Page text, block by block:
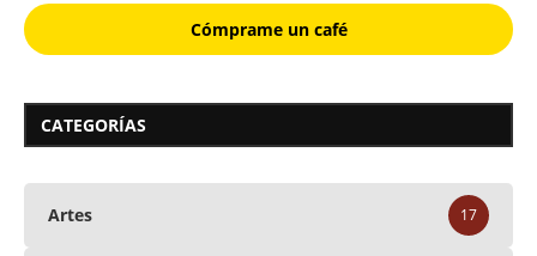
Cómprame un café
CATEGORÍAS
Artes 17